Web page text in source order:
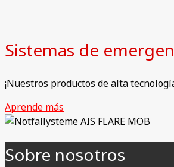
Sistemas de
¡Nuestros productos de alta
Aprende más
Sobre nosotros